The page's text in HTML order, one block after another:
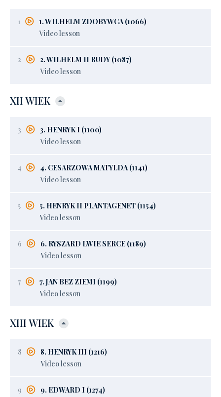
1
1. WILHELM ZDOBYWCA (1066)
Video lesson
2
2. WILHELM II RUDY (1087)
Video lesson
XII WIEK
3
3. HENRYK I (1100)
Video lesson
4
4. CESARZOWA MATYLDA (1141)
Video lesson
5
5. HENRYK II PLANTAGENET (1154)
Video lesson
6
6. RYSZARD LWIE SERCE (1189)
Video lesson
7
7. JAN BEZ ZIEMI (1199)
Video lesson
XIII WIEK
8
8. HENRYK III (1216)
Video lesson
9 9. EDWARD I (1274)